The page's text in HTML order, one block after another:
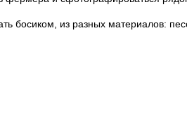
босиком, из разных материалов: